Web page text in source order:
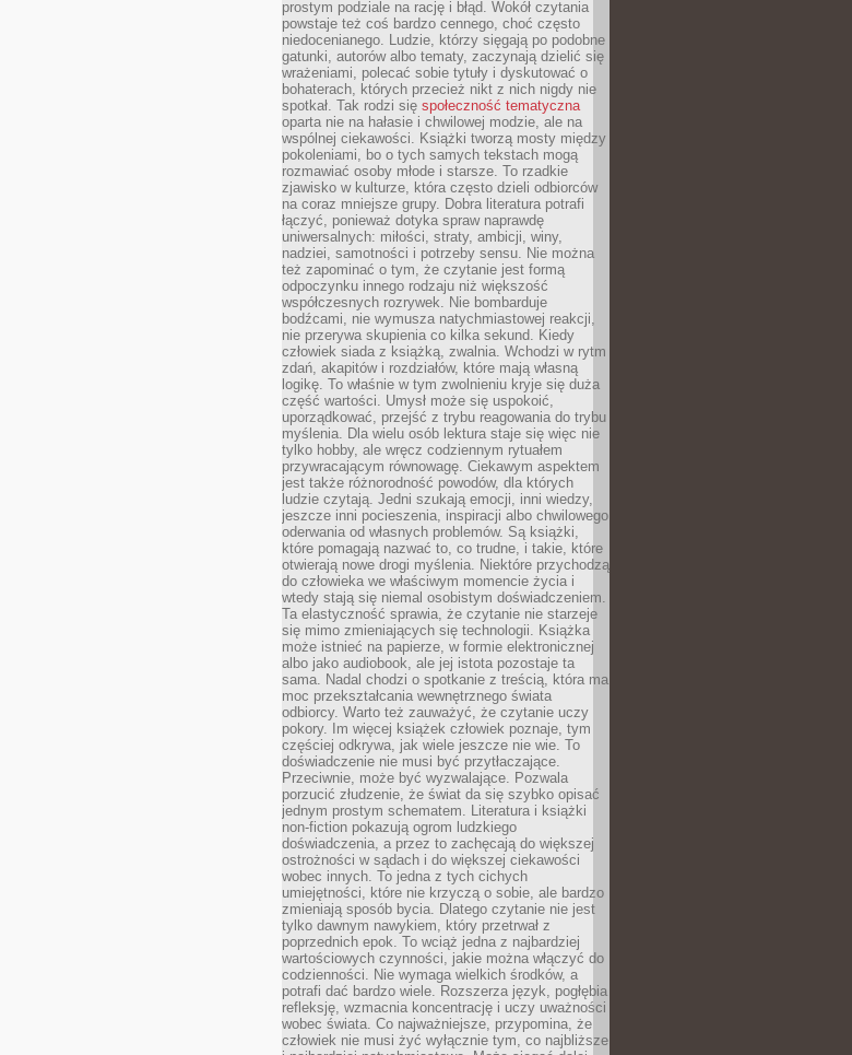
prostym podziale na rację i błąd. Wokół czytania
powstaje też coś bardzo cennego, choć często
niedocenianego. Ludzie, którzy sięgają po podobne
gatunki, autorów albo tematy, zaczynają dzielić się
wrażeniami, polecać sobie tytuły i dyskutować o
bohaterach, których przecież nikt z nich nigdy nie
spotkał. Tak rodzi się społeczność tematyczna
oparta nie na hałasie i chwilowej modzie, ale na
wspólnej ciekawości. Książki tworzą mosty między
pokoleniami, bo o tych samych tekstach mogą
rozmawiać osoby młode i starsze. To rzadkie
zjawisko w kulturze, która często dzieli odbiorców
na coraz mniejsze grupy. Dobra literatura potrafi
łączyć, ponieważ dotyka spraw naprawdę
uniwersalnych: miłości, straty, ambicji, winy,
nadziei, samotności i potrzeby sensu. Nie można
też zapominać o tym, że czytanie jest formą
odpoczynku innego rodzaju niż większość
współczesnych rozrywek. Nie bombarduje
bodźcami, nie wymusza natychmiastowej reakcji,
nie przerywa skupienia co kilka sekund. Kiedy
człowiek siada z książką, zwalnia. Wchodzi w rytm
zdań, akapitów i rozdziałów, które mają własną
logikę. To właśnie w tym zwolnieniu kryje się duża
część wartości. Umysł może się uspokoić,
uporządkować, przejść z trybu reagowania do trybu
myślenia. Dla wielu osób lektura staje się więc nie
tylko hobby, ale wręcz codziennym rytuałem
przywracającym równowagę. Ciekawym aspektem
jest także różnorodność powodów, dla których
ludzie czytają. Jedni szukają emocji, inni wiedzy,
jeszcze inni pocieszenia, inspiracji albo chwilowego
oderwania od własnych problemów. Są książki,
które pomagają nazwać to, co trudne, i takie, które
otwierają nowe drogi myślenia. Niektóre przychodzą
do człowieka we właściwym momencie życia i
wtedy stają się niemal osobistym doświadczeniem.
Ta elastyczność sprawia, że czytanie nie starzeje
się mimo zmieniających się technologii. Książka
może istnieć na papierze, w formie elektronicznej
albo jako audiobook, ale jej istota pozostaje ta
sama. Nadal chodzi o spotkanie z treścią, która ma
moc przekształcania wewnętrznego świata
odbiorcy. Warto też zauważyć, że czytanie uczy
pokory. Im więcej książek człowiek poznaje, tym
częściej odkrywa, jak wiele jeszcze nie wie. To
doświadczenie nie musi być przytłaczające.
Przeciwnie, może być wyzwalające. Pozwala
porzucić złudzenie, że świat da się szybko opisać
jednym prostym schematem. Literatura i książki
non-fiction pokazują ogrom ludzkiego
doświadczenia, a przez to zachęcają do większej
ostrożności w sądach i do większej ciekawości
wobec innych. To jedna z tych cichych
umiejętności, które nie krzyczą o sobie, ale bardzo
zmieniają sposób bycia. Dlatego czytanie nie jest
tylko dawnym nawykiem, który przetrwał z
poprzednich epok. To wciąż jedna z najbardziej
wartościowych czynności, jakie można włączyć do
codzienności. Nie wymaga wielkich środków, a
potrafi dać bardzo wiele. Rozszerza język, pogłębia
refleksję, wzmacnia koncentrację i uczy uważności
wobec świata. Co najważniejsze, przypomina, że
człowiek nie musi żyć wyłącznie tym, co najbliższe